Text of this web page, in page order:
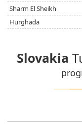
Sharm El Sheikh
Hurghada
Slovakia